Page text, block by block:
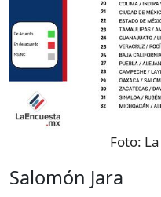
Foto:
Salomón Jara